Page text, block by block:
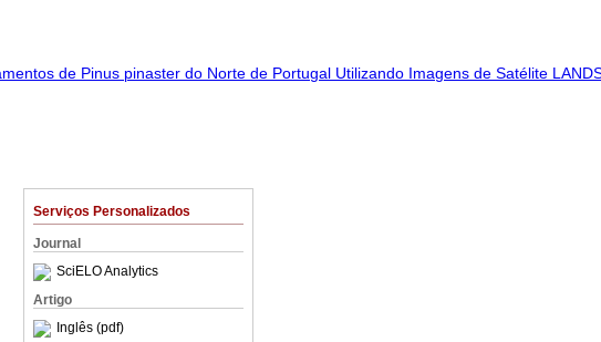
Serviços Personalizados
Journal
SciELO Analytics
Artigo
Inglês (pdf)